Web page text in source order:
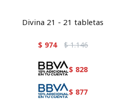
Divina 21 - 21 tabletas
$ 974 $ 1.146
$ 828
$ 877